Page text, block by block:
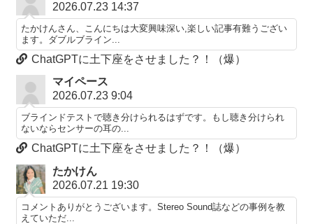
2026.07.23 14:37
たかけんさん、こんにちは大変興味深い,楽しい記事有難うござい
ます。ダブルブライン...
ChatGPTに土下座をさせました？！（爆）
マイペース
2026.07.23 9:04
ブラインドテストで聴き分けられるはずです。もし聴き分けられ
ないならセンサーの耳の...
ChatGPTに土下座をさせました？！（爆）
たかけん
2026.07.21 19:30
コメントありがとうございます。Stereo Sound誌などの事例を教
えていただ...